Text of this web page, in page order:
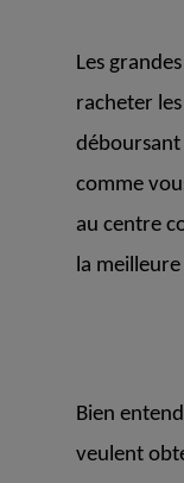
Les
racheter
déboursant
comme
au centre
la
Bien
veulent